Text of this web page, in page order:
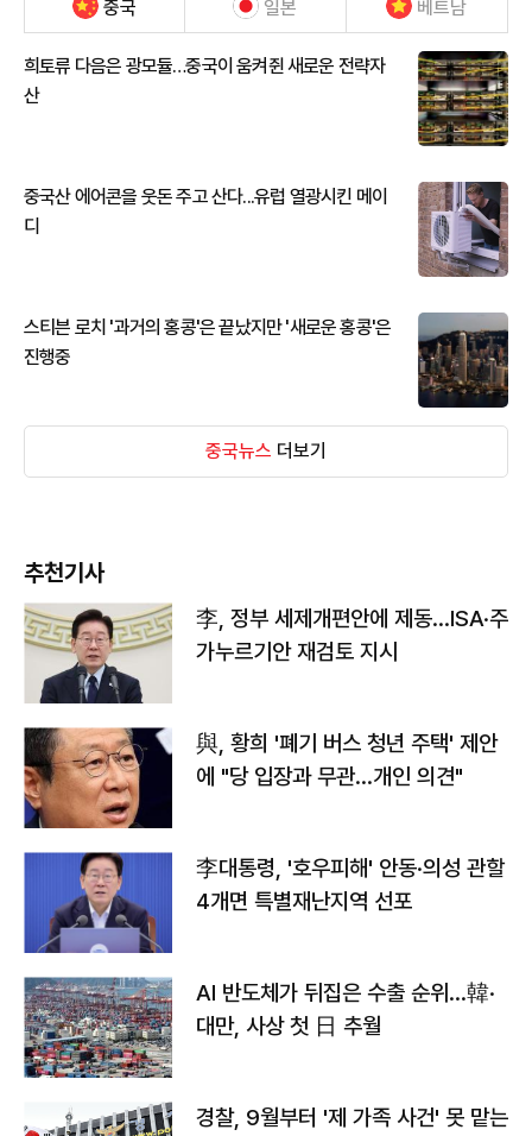
중국 일본 베트남
희토류 다음은 광모듈…중국이 움켜쥔 새로운 전략자
산
중국산 에어콘을 웃돈 주고 산다...유럽 열광시킨 메이
디
스티븐 로치 '과거의 홍콩'은 끝났지만 '새로운 홍콩'은
진행중
중국뉴스 더보기
추천기사
李, 정부 세제개편안에 제동…ISA·주
가누르기안 재검토 지시
與, 황희 '폐기 버스 청년 주택' 제안
에 "당 입장과 무관…개인 의견"
李대통령, '호우피해' 안동·의성 관할
4개면 특별재난지역 선포
AI 반도체가 뒤집은 수출 순위…韓·
대만, 사상 첫 日 추월
경찰, 9월부터 '제 가족 사건' 못 맡는